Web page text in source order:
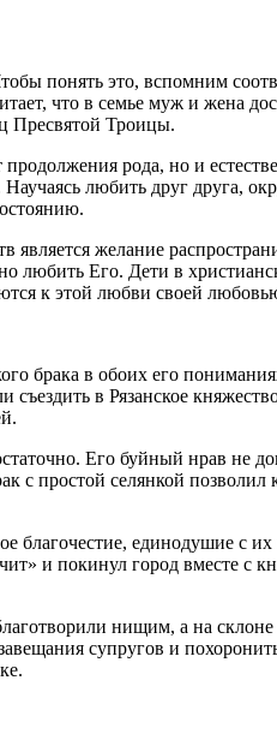
понять это, вспомним
что в семье муж и жена
Пресвятой Троицы.
рода, но и
любить друг друга,
желание
любить Его. Дети в
к этой любви своей
брака в обоих его
в Рязанское
Его буйный нрав не
с простой селянкой
единодушие с
и покинул город вместе с
нищим, а на
супругов и